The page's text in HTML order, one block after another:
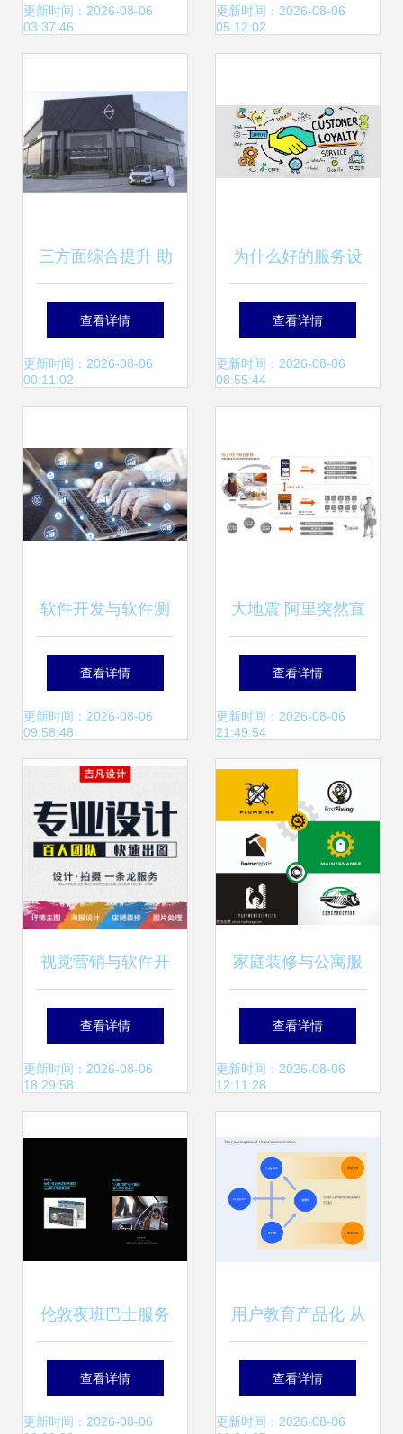
示设计与服务实现
更新时间：2026-08-06
03:37:46
量奇迹 软件开发与
合
更新时间：2026-08-06
05:12:02
三方面综合提升 助
力宝沃销量逆势上
涨
查看详情
更新时间：2026-08-06
00:11:02
为什么好的服务设
计不能保证顾客忠
诚度？
查看详情
更新时间：2026-08-06
08:55:44
软件开发与软件测
试的区别 从代码构
建到质量保证的全
面解析
查看详情
更新时间：2026-08-06
09:58:48
大地震 阿里突然宣
布震撼业界，腾
讯、谷歌措手不及
查看详情
更新时间：2026-08-06
21:49:54
视觉营销与软件开
发 从客户连接到价
值传递的艺术
查看详情
更新时间：2026-08-06
18:29:58
家庭装修与公寓服
务Logo设计 水暖
器材安装维护的视
查看详情
更新时间：2026-08-06
12:11:28
伦敦夜班巴士服务
A全时段智慧出行
产品设计提案
查看详情
更新时间：2026-08-06
用户教育产品化 从
策略到实践的微型
服务设计指南
查看详情
更新时间：2026-08-06